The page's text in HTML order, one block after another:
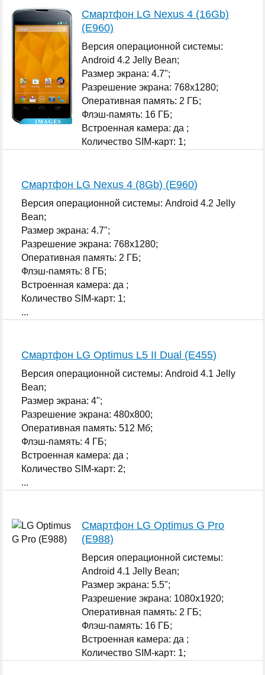
Смартфон LG Nexus 4 (16Gb)
(E960)
Версия операционной системы:
Android 4.2 Jelly Bean;
Размер экрана: 4.7";
Разрешение экрана: 768x1280;
Оперативная память: 2 ГБ;
Флэш-память: 16 ГБ;
Встроенная камера: да ;
Количество SIM-карт: 1;
Смартфон LG Nexus 4 (8Gb) (E960)
Версия операционной системы: Android 4.2 Jelly
Bean;
Размер экрана: 4.7";
Разрешение экрана: 768x1280;
Оперативная память: 2 ГБ;
Флэш-память: 8 ГБ;
Встроенная камера: да ;
Количество SIM-карт: 1;
...
Смартфон LG Optimus L5 II Dual (E455)
Версия операционной системы: Android 4.1 Jelly
Bean;
Размер экрана: 4";
Разрешение экрана: 480x800;
Оперативная память: 512 Мб;
Флэш-память: 4 ГБ;
Встроенная камера: да ;
Количество SIM-карт: 2;
...
Смартфон LG Optimus G Pro
(E988)
Версия операционной системы:
Android 4.1 Jelly Bean;
Размер экрана: 5.5";
Разрешение экрана: 1080x1920;
Оперативная память: 2 ГБ;
Флэш-память: 16 ГБ;
Встроенная камера: да ;
Количество SIM-карт: 1;